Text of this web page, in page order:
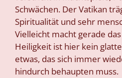
Schwächen. Der Vatikan
Spiritualität und sehr
Vielleicht macht gerade
Heiligkeit ist hier kein
etwas, das sich immer
hindurch behaupten muss.